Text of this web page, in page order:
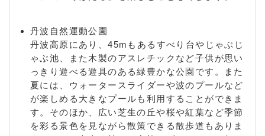
丹波自然運動公園
丹波高原にあり、45mもあるすべり台やじゃぶじ
ゃぶ池、また木製のアスレチックなど子供が思い
っきり遊べる遊具のある緑豊かな公園です。また
夏には、ウォータースライダーや波のプールなど
が楽しめる大きなプールも利用することができま
す。そのほか、広い芝生の丘や桜や紅葉など季節
を彩る景色を見ながら散策できる散歩道もありま